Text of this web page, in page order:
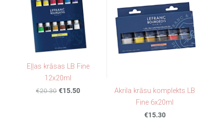
Eļļas krāsas LB Fine
12x20ml
€20.30 €15.50
Akrila krāsu komplekts LB
Fine 6x20ml
€15.30